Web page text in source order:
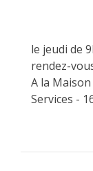
le jeudi de
rendez-
A la Maison
Services -